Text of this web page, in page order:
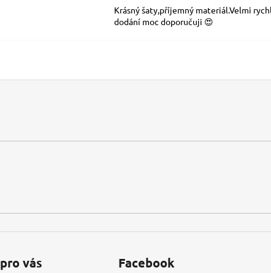
Krásný šaty,příjemný materiál.Velmi
dodání moc doporučuji 😍
vás Facebook